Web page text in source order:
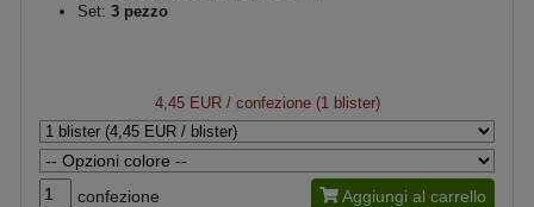
Set: 3 pezzo
4,45 EUR/ confezione (1 blister)
confezione Aggiungi al carrello